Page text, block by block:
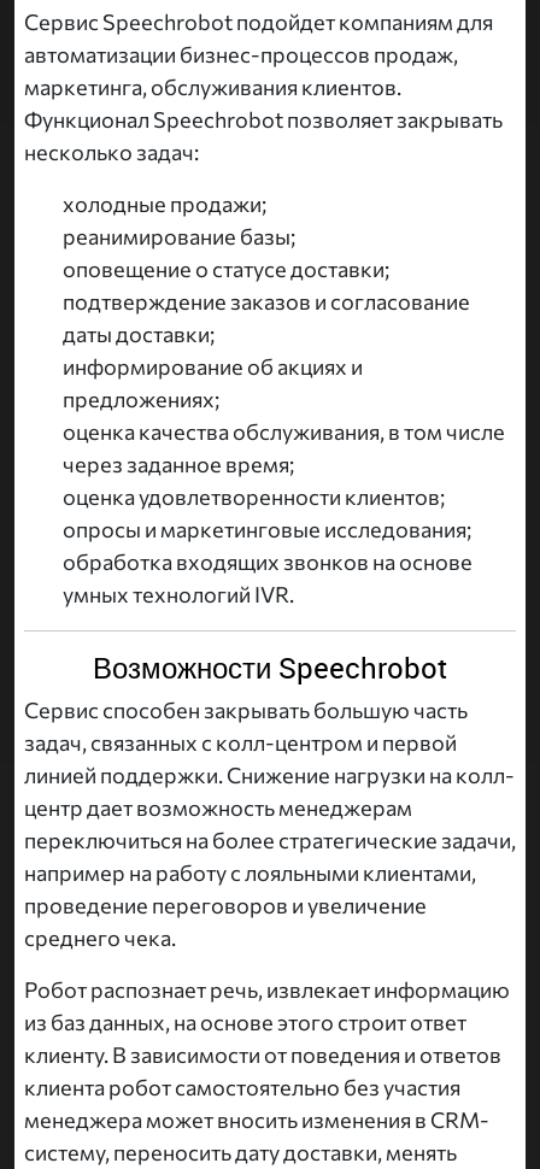
Сервис Speechrobot подойдет компаниям для
автоматизации бизнес-процессов продаж,
маркетинга, обслуживания клиентов.
Функционал Speechrobot позволяет закрывать
несколько задач:
холодные продажи;
реанимирование базы;
оповещение о статусе доставки;
подтверждение заказов и согласование
даты доставки;
информирование об акциях и
предложениях;
оценка качества обслуживания, в том числе
через заданное время;
оценка удовлетворенности клиентов;
опросы и маркетинговые исследования;
обработка входящих звонков на основе
умных технологий IVR.
Возможности Speechrobot
Сервис способен закрывать большую часть
задач, связанных с колл-центром и первой
линией поддержки. Снижение нагрузки на колл-
центр дает возможность менеджерам
переключиться на более стратегические задачи,
например на работу с лояльными клиентами,
проведение переговоров и увеличение
среднего чека.
Робот распознает речь, извлекает информацию
из баз данных, на основе этого строит ответ
клиенту. В зависимости от поведения и ответов
клиента робот самостоятельно без участия
менеджера может вносить изменения в CRM-
систему, переносить дату доставки, менять